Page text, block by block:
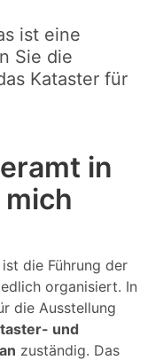
ist eine
Sie die
Kataster für
in
die Führung der
organisiert. In
die Ausstellung
und
zuständig. Das